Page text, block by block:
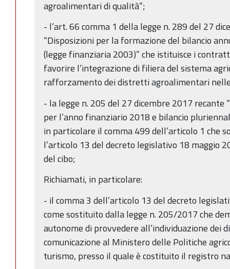
agroalimentari di qualità”;
- l’art. 66 comma 1 della legge n. 289 del 27
“Disposizioni per la formazione del bilancio
(legge finanziaria 2003)” che istituisce i
favorire l’integrazione di filiera del sistema
rafforzamento dei distretti agroalimentari
- la legge n. 205 del 27 dicembre 2017 recante
per l’anno finanziario 2018 e bilancio
in particolare il comma 499 dell’articolo 1 che
l’articolo 13 del decreto legislativo 18 maggio
del cibo;
Richiamati, in particolare:
- il comma 3 dell’articolo 13 del decreto
come sostituito dalla legge n. 205/2017 che
autonome di provvedere all’individuazione dei
comunicazione al Ministero delle Politiche
turismo, presso il quale è costituito il registro